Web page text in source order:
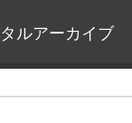
ルアーカイブ